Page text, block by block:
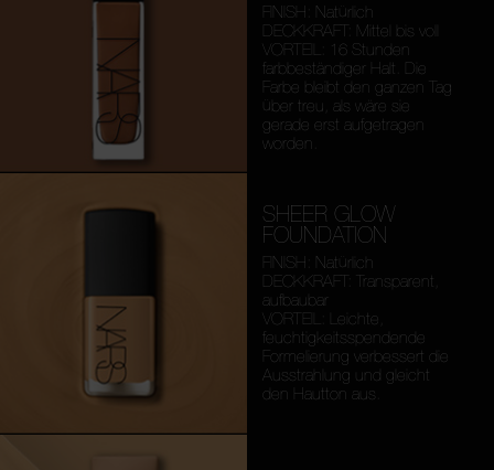
FINISH: Natürlich
DECKKRAFT: Mittel bis voll
VORTEIL: 16 Stunden
farbbeständiger Halt. Die
Farbe bleibt den ganzen Tag
über treu, als wäre sie
gerade erst aufgetragen
worden.
SHEER GLOW
FOUNDATION
FINISH: Natürlich
DECKKRAFT: Transparent,
aufbaubar
VORTEIL: Leichte,
feuchtigkeitsspendende
Formelierung verbessert die
Ausstrahlung und gleicht
den Hautton aus.